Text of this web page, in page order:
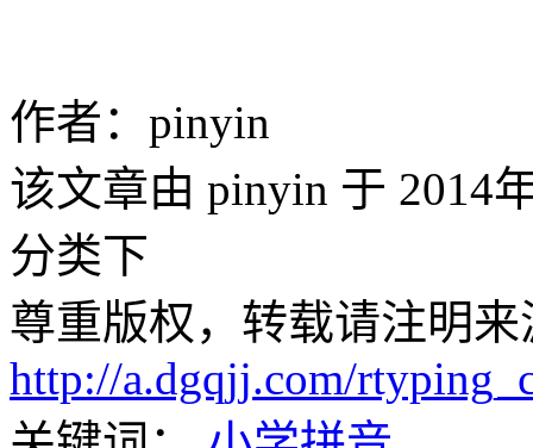
作者：pinyin
该文章由 pinyin 于 2014
分类下
尊重版权，转载请注明来
http://a.dgqjj.com/